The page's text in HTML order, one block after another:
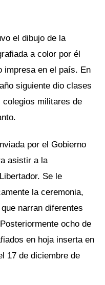
el dibujo de la
a color por él
impresa en el país. En
siguiente dio clases
militares de
por el Gobierno
asistir a la
Se le
la ceremonia,
narran diferentes
ocho de
en hoja inserta en
17 de diciembre de